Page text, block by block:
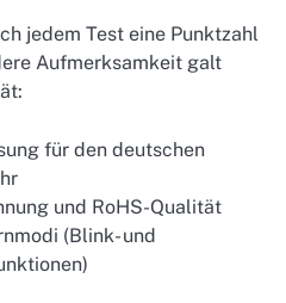
jedem Test eine Punktzahl
Aufmerksamkeit galt
für den deutschen
und RoHS-Qualität
(Blink- und